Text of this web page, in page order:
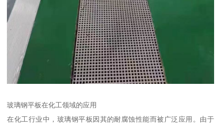
玻璃钢平板在化工领域的应用
在化工行业中，玻璃钢平板因其的耐腐蚀性能而被广泛应用。由于